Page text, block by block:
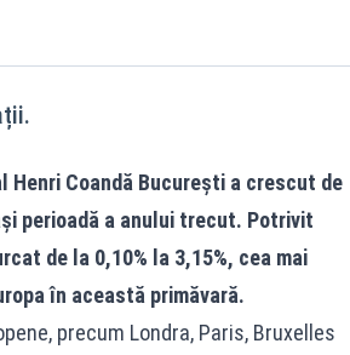
Coandă București a crescut de
perioadă a anului trecut. Potrivit
de la 0,10% la 3,15%, cea mai
în această primăvară.
precum Londra, Paris, Bruxelles